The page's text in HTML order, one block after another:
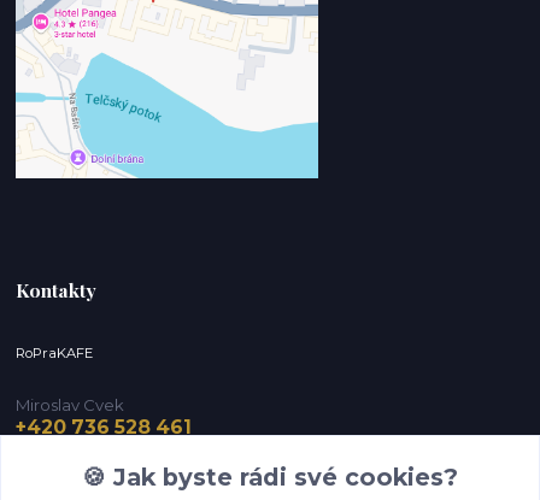
Kontakty
RoPraKAFE
Miroslav Cvek
+420 736 528 461
🍪 Jak byste rádi své cookies?